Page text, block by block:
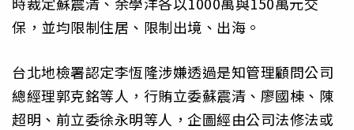
保，並均限制住居、限制出境、出海。
台北地檢署認定李恆隆涉嫌透過是知管理顧問公司
總經理郭克銘等人，行賄立委蘇震清、廖國棟、陳
超明、前立委徐永明等人，企圖經由公司法修法或